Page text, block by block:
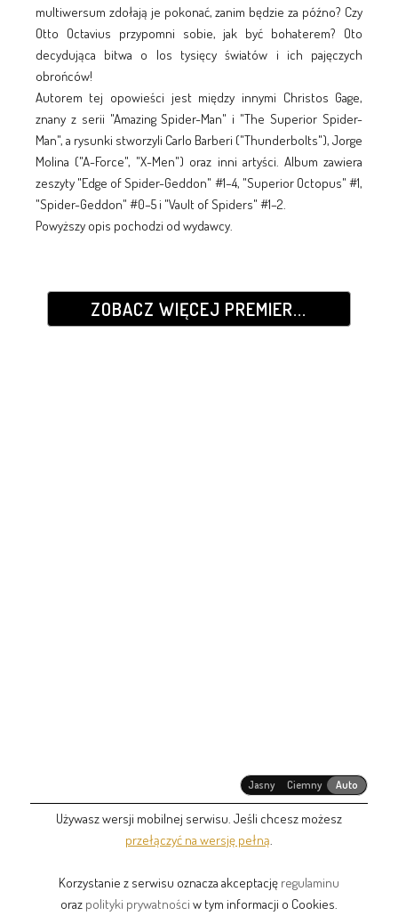
multiwersum zdołają je pokonać, zanim będzie za późno? Czy
Otto Octavius przypomni sobie, jak być bohaterem? Oto
decydująca bitwa o los tysięcy światów i ich pajęczych
obrońców!
Autorem tej opowieści jest między innymi Christos Gage,
znany z serii "Amazing Spider-Man" i "The Superior Spider-
Man", a rysunki stworzyli Carlo Barberi ("Thunderbolts"), Jorge
Molina ("A-Force", "X-Men") oraz inni artyści. Album zawiera
zeszyty "Edge of Spider-Geddon" #1–4, "Superior Octopus" #1,
"Spider-Geddon" #0–5 i "Vault of Spiders" #1–2.
Powyższy opis pochodzi od wydawcy.
ZOBACZ WIĘCEJ PREMIER...
Jasny Ciemny Auto
Używasz wersji mobilnej serwisu. Jeśli chcesz możesz
przełączyć na wersję pełną
Korzystanie z serwisu oznacza akceptację regulaminu
oraz polityki prywatności w tym informacji o Cookies.